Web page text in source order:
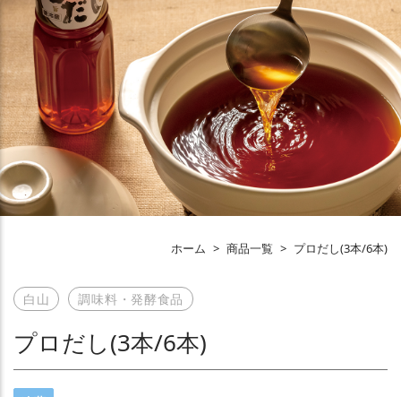
ホーム > 商品一覧 > プロだし(3本/6本)
白山 調味料・発酵食品
プロだし(3本/6本)